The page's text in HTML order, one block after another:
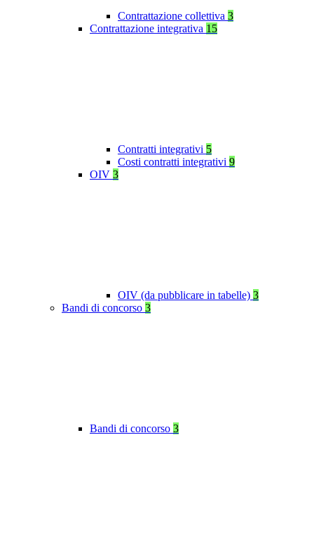
Contrattazione collettiva 3
Contrattazione integrativa 15
Contratti integrativi 5
Costi contratti integrativi 9
OIV 3
OIV (da pubblicare in tabelle) 3
Bandi di concorso 3
Bandi di concorso 3